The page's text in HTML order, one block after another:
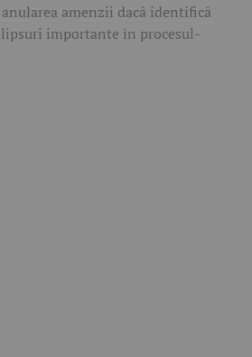
amenzii dacă identifică
importante în procesul-